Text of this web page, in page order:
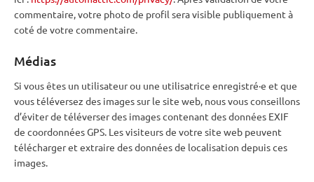
commentaire, votre photo de profil sera visible publiquement à
coté de votre commentaire.
Médias
Si vous êtes un utilisateur ou une utilisatrice enregistré·e et que
vous téléversez des images sur le site web, nous vous conseillons
d’éviter de téléverser des images contenant des données EXIF
de coordonnées GPS. Les visiteurs de votre site web peuvent
télécharger et extraire des données de localisation depuis ces
images.